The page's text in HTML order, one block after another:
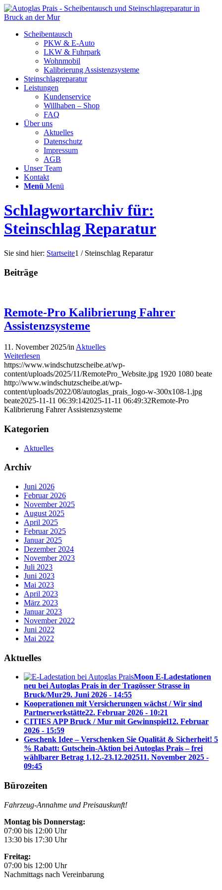
Scheibentausch
PKW & E-Auto
LKW & Fuhrpark
Wohnmobil
Kalibrierung Assistenzsysteme
Steinschlagreparatur
Leistungen
Kundenservice
Willhaben – Shop
FAQ
Über uns
Aktuelles
Datenschutz
Impressum
AGB
Unser Team
Kontakt
Menü Menü
Schlagwortarchiv für:
Steinschlag Reparatur
Sie sind hier: Startseite1 / Steinschlag Reparatur
Beiträge
Remote-Pro Kalibrierung Fahrer
Assistenzsysteme
11. November 2025/in Aktuelles
Weiterlesen
https://www.windschutzscheibe.at/wp-
content/uploads/2025/11/RemotePro_Website.jpg 1920 1080 beate
http://www.windschutzscheibe.at/wp-
content/uploads/2022/08/autoglas_prais_logo-w-300x108-1.jpg
beate2025-11-11 06:39:142025-11-11 06:49:32Remote-Pro
Kalibrierung Fahrer Assistenzsysteme
Kategorien
Aktuelles
Archiv
Juni 2026
Februar 2026
November 2025
August 2025
April 2025
Februar 2025
Januar 2025
Dezember 2024
November 2023
Juli 2023
Juni 2023
Mai 2023
April 2023
März 2023
Januar 2023
November 2022
Juni 2022
Mai 2022
Aktuelles
Moon E-Ladestationen
neu bei Autoglas Prais in der Tragösser Strasse in
Bruck/Mur29. Juni 2026 - 14:55
Kooperationen mit Versicherungen wächst / Wir sind
Partnerwerkstätte22. Februar 2026 - 10:21
CITIES APP Bruck / Mur mit Gewinnspiel12. Februar
2026 - 15:59
Geschenk Idee – Verschenken Sie Qualität & Sicherheit! 5
% Rabatt: Gutschein-Aktion bei Autoglas Prais – frei
wählbarer Betrag 1.12.-23.12.202511. November 2025 -
09:45
Bürozeiten
Fahrzeug-Annahme und Preisauskunft!
Montag bis Donnerstag:
07:00 bis 12:00 Uhr
13:30 bis 17:30 Uhr
Freitag:
07:00 bis 12:00 Uhr
Nachmittags nach Vereinbarung